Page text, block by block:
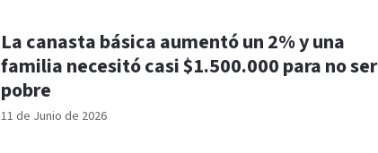
11 de Junio de 2026
La canasta básica aumentó un 2% y una
familia necesitó casi $1.500.000 para no ser
pobre